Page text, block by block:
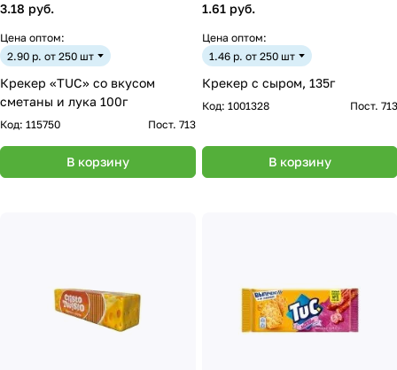
3.18 руб.
Цена оптом:
2.90 р. от 250 шт
Крекер «TUC» со вкусом
сметаны и лука 100г
Код: 115750 Пост. 713
В корзину
1.61 руб.
Цена оптом:
1.46 р. от 250 шт
Крекер с сыром, 135г
Код: 1001328 Пост. 713
В корзину